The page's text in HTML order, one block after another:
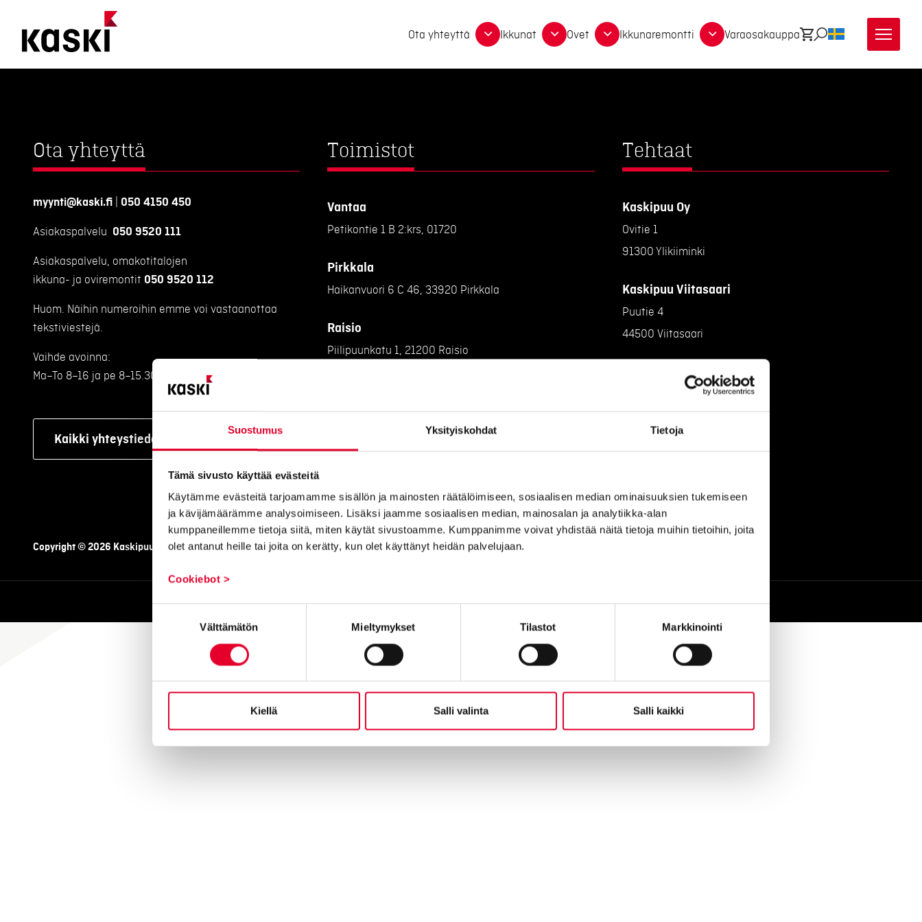
Suostumus Yksityiskohdat Tietoja
Tämä sivusto käyttää evästeitä
Käytämme evästeitä tarjoamamme sisällön ja mainosten räätälöimiseen, sosiaalisen median ominaisuuksien tukemiseen
ja kävijämäärämme analysoimiseen. Lisäksi jaamme sosiaalisen median, mainosalan ja analytiikka-alan
kumppaneillemme tietoja siitä, miten käytät sivustoamme. Kumppanimme voivat yhdistää näitä tietoja muihin tietoihin, joita
olet antanut heille tai joita on kerätty, kun olet käyttänyt heidän palvelujaan.
Cookiebot >
Välttämätön Mieltymykset Tilastot Markkinointi
Kiellä Salli valinta Salli kaikki
Ota yhteyttä Ikkunat Ovet Ikkunaremontti Varaosakauppa
Ostoskori
EtsiSV
Ota yhteyttä
myynti@kaski.fi 050 4150 450
Asiakaspalvelu 050 9520 111
Asiakaspalvelu, omakotitalojen
ikkuna- ja oviremontit 050 9520 112
Huom. Näihin numeroihin emme voi vastaanottaa
tekstiviestejä.
Vaihde avoinna:
Ma–To 8–16 ja pe 8–15.30
Kaikki yhteystiedot
Toimistot
Vantaa
Petikontie 1 B 2:krs, 01720
Pirkkala
Haikanvuori 6 C 46, 33920 Pirkkala
Raisio
Piilipuunkatu 1, 21200 Raisio
Kansankatu 49, 90100
Kuopio
Tehtaat
Kaskipuu Oy
Ovitie 1
91300 Ylikiiminki
Kaskipuu Viitasaari
Puutie 4
44500 Viitasaari
Copyright © 2026 Kaskipuu Oy Tietosuojaseloste Toimitus- ja peruutusehdot
Kotisivut yritykselle: